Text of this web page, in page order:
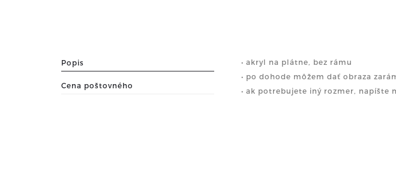
Popis
Cena poštovného
• akryl na plátne, bez rámu
• po dohode môžem dať obraza
• ak potrebujete iný rozmer, napíšte